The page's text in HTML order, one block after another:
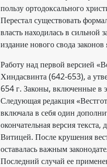
пользу ортодоксального
Перестал существовать
власть находилась в сильной
издание нового свода
Работу над первой версией
Хиндасвинта (642-653), а
654 г. Законы, включенные в
Следующая редакция
включала в себя один
окончательная версия
Витицей. После крушения
оставалась важным
Последний случай ее